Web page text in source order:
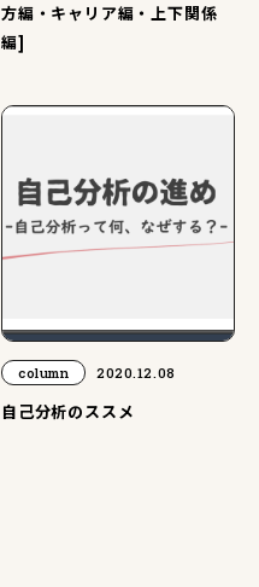
方編・キャリア編・上下関係
編]
column 2020.12.08
自己分析のススメ